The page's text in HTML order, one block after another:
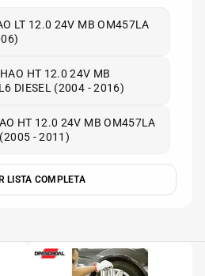
LT 12.0 24V MB OM457LA
HT 12.0 24V MB
DIESEL (2004 - 2016)
HT 12.0 24V MB OM457LA
(2005 - 2011)
LISTA COMPLETA